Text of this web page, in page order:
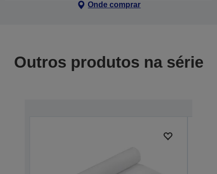
Onde comprar
Outros produtos na série